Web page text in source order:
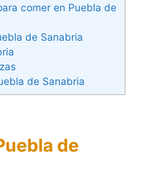
comer en Puebla de
de Sanabria
de Sanabria
de